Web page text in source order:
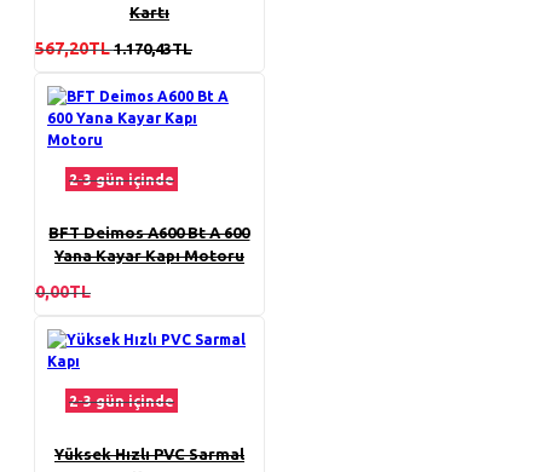
Kartı
567,20TL 1.170,43TL
2-3 gün içinde
BFT Deimos A600 Bt A 600
Yana Kayar Kapı Motoru
0,00TL
2-3 gün içinde
Yüksek Hızlı PVC Sarmal